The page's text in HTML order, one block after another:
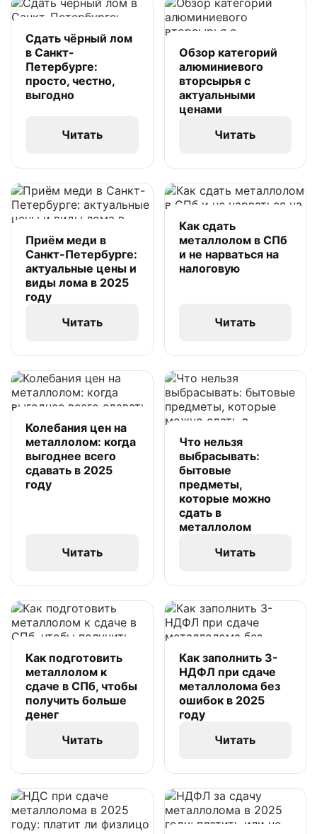
Сдать чёрный лом
в Санкт-
Петербурге:
просто, честно,
выгодно
Читать
Обзор категорий
алюминиевого
вторсырья с
актуальными
ценами
Читать
Приём меди в
Санкт-Петербурге:
актуальные цены и
виды лома в 2025
году
Читать
Как сдать
металлолом в СПб
и не нарваться на
налоговую
Читать
Колебания цен на
металлолом: когда
выгоднее всего
сдавать в 2025
году
Читать
Что нельзя
выбрасывать:
бытовые
предметы,
которые можно
сдать в
металлолом
Читать
Как подготовить
металлолом к
сдаче в СПб, чтобы
получить больше
денег
Читать
Как заполнить 3-
НДФЛ при сдаче
металлолома без
ошибок в 2025
году
Читать